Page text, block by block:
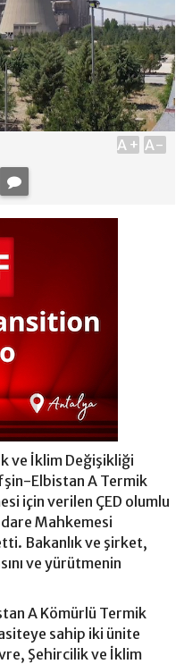
A+ A-
ve İklim Değişikliği
Elbistan A Termik
için verilen ÇED olumlu
Mahkemesi
Bakanlık ve şirket,
ve yürütmenin
A Kömürlü Termik
sahip iki ünite
Şehircilik ve İklim